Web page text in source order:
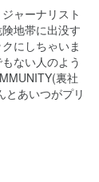
ャーナリスト
地帯に出没す
にしちゃいま
ない人のよう
裏社
とあいつがプリ